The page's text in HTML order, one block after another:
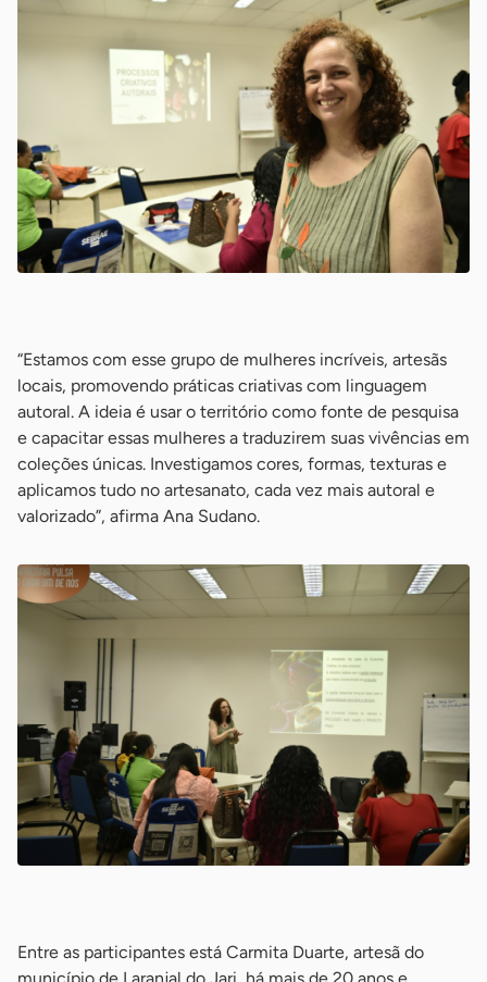
“Estamos com esse grupo de mulheres incríveis, artesãs
locais, promovendo práticas criativas com linguagem
autoral. A ideia é usar o território como fonte de pesquisa
e capacitar essas mulheres a traduzirem suas vivências em
coleções únicas. Investigamos cores, formas, texturas e
aplicamos tudo no artesanato, cada vez mais autoral e
valorizado”, afirma Ana Sudano.
Entre as participantes está Carmita Duarte, artesã do